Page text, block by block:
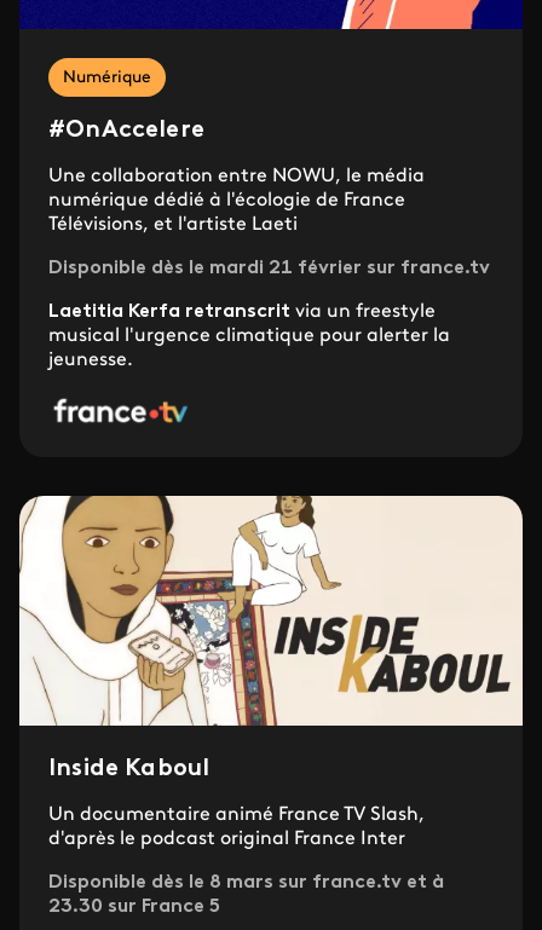
Numérique
#OnAccelere
Une collaboration entre NOWU, le média
numérique dédié à l'écologie de France
Télévisions, et l'artiste Laeti
Disponible dès le mardi 21 février sur france.tv
Laetitia Kerfa retranscrit via un freestyle
musical l'urgence climatique pour alerter la
jeunesse.
Inside Kaboul
Un documentaire animé France TV Slash,
d'après le podcast original France Inter
Disponible dès le 8 mars sur france.tv et à
23.30 sur France 5